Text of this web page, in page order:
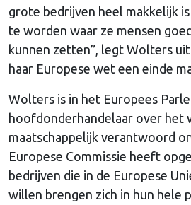
grote bedrijven heel makkelijk
te worden waar ze mensen
kunnen zetten”, legt Wolters
haar Europese wet een einde
Wolters is in het Europees
hoofdonderhandelaar over het
maatschappelijk verantwoord
Europese Commissie heeft
bedrijven die in de Europese
willen brengen zich in hun hele